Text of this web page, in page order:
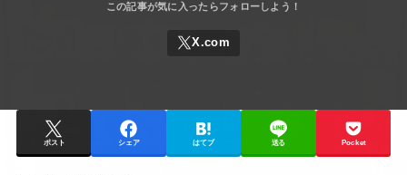
ポスト シェア はてブ 送る Pocket